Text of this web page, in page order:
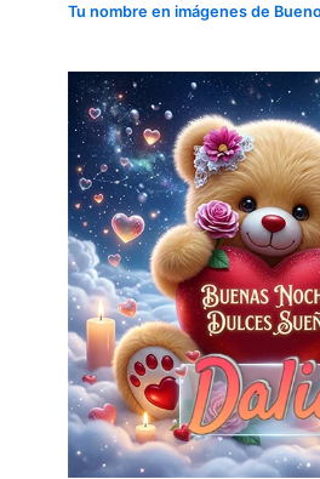
Tu nombre en imágenes de